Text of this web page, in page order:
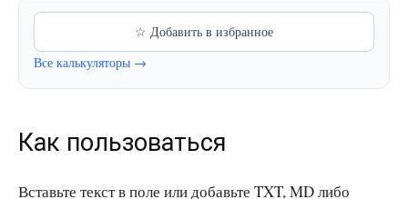
☆ Добавить в избранное
Все калькуляторы →
Как пользоваться
Вставьте текст в поле или добавьте TXT, MD либо